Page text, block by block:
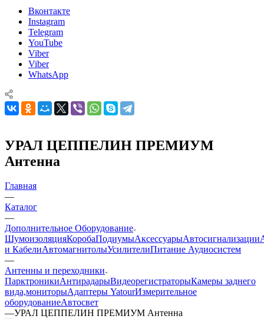
Вконтакте
Instagram
Telegram
YouTube
Viber
Viber
WhatsApp
УРАЛ ЦЕППЕЛИН ПРЕМИУМ
Антенна
Главная
—
Каталог
—
Дополнительное Оборудование
ШумоизоляцияКоробаПодиумыАксессуарыАвтосигнализации
и КабелиАвтомагнитолыУсилителиПитание Аудиосистем
—
Антенны и переходники
ПарктроникиАнтирадарыВидеорегистраторыКамеры заднего
вида,мониторыАдаптеры YatourИзмерительное
оборудованиеАвтосвет
—УРАЛ ЦЕППЕЛИН ПРЕМИУМ Антенна